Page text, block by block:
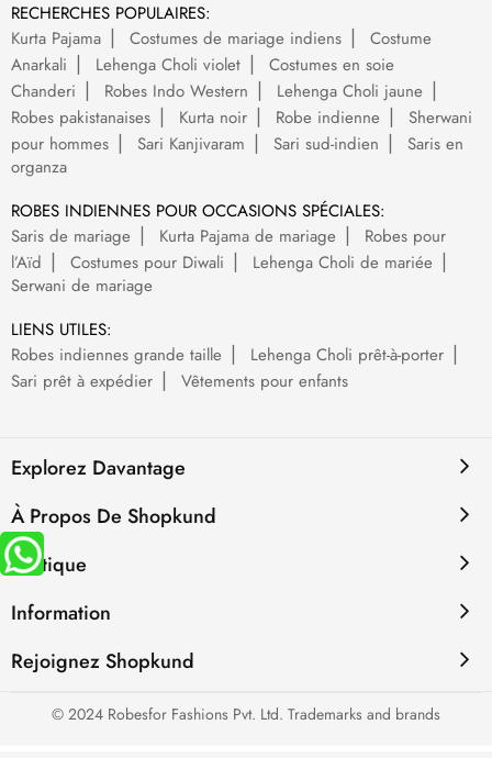
RECHERCHES POPULAIRES:
Kurta Pajama
Costumes de mariage indiens
Costume
Anarkali
Lehenga Choli violet
Costumes en soie
Chanderi
Robes Indo Western
Lehenga Choli jaune
Robes pakistanaises
Kurta noir Robe indienne
Sherwani
pour hommes
Sari Kanjivaram Sari sud-indien
Saris en
organza
ROBES INDIENNES POUR OCCASIONS SPÉCIALES:
Saris de mariage
Kurta Pajama de mariage
Robes pour
l’Aïd
Costumes pour Diwali
Lehenga Choli de mariée
Serwani de mariage
LIENS UTILES:
Robes indiennes grande taille
Lehenga Choli prêt-à-porter
Sari prêt à expédier
Vêtements pour enfants
Explorez Davantage
À Propos De Shopkund
Politique
Information
Rejoignez Shopkund
© 2024 Robesfor Fashions Pvt. Ltd. Trademarks and brands